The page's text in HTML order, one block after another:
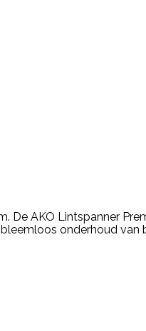
De AKO Lintspanner
onderhoud van